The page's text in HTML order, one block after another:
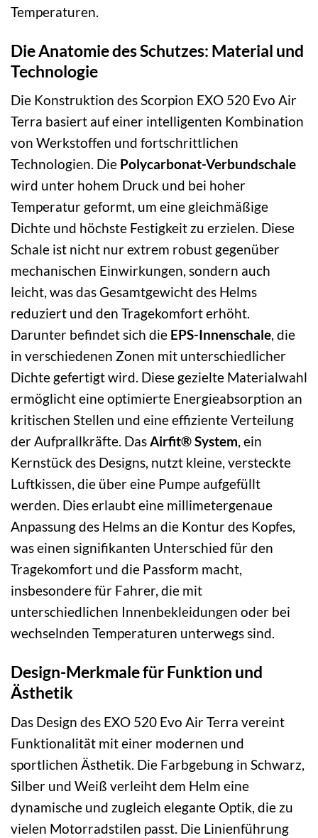
Temperaturen.
Die Anatomie des Schutzes: Material und
Technologie
Die Konstruktion des Scorpion EXO 520 Evo Air
Terra basiert auf einer intelligenten Kombination
von Werkstoffen und fortschrittlichen
Technologien. Die Polycarbonat-Verbundschale
wird unter hohem Druck und bei hoher
Temperatur geformt, um eine gleichmäßige
Dichte und höchste Festigkeit zu erzielen. Diese
Schale ist nicht nur extrem robust gegenüber
mechanischen Einwirkungen, sondern auch
leicht, was das Gesamtgewicht des Helms
reduziert und den Tragekomfort erhöht.
Darunter befindet sich die EPS-Innenschale, die
in verschiedenen Zonen mit unterschiedlicher
Dichte gefertigt wird. Diese gezielte Materialwahl
ermöglicht eine optimierte Energieabsorption an
kritischen Stellen und eine effiziente Verteilung
der Aufprallkräfte. DasAirfit® System, ein
Kernstück des Designs, nutzt kleine, versteckte
Luftkissen, die über eine Pumpe aufgefüllt
werden. Dies erlaubt eine millimetergenaue
Anpassung des Helms an die Kontur des Kopfes,
was einen signifikanten Unterschied für den
Tragekomfort und die Passform macht,
insbesondere für Fahrer, die mit
unterschiedlichen Innenbekleidungen oder bei
wechselnden Temperaturen unterwegs sind.
Design-Merkmale für Funktion und
Ästhetik
Das Design des EXO 520 Evo Air Terra vereint
Funktionalität mit einer modernen und
sportlichen Ästhetik. Die Farbgebung in Schwarz,
Silber und Weiß verleiht dem Helm eine
dynamische und zugleich elegante Optik, die zu
vielen Motorradstilen passt. Die Linienführung